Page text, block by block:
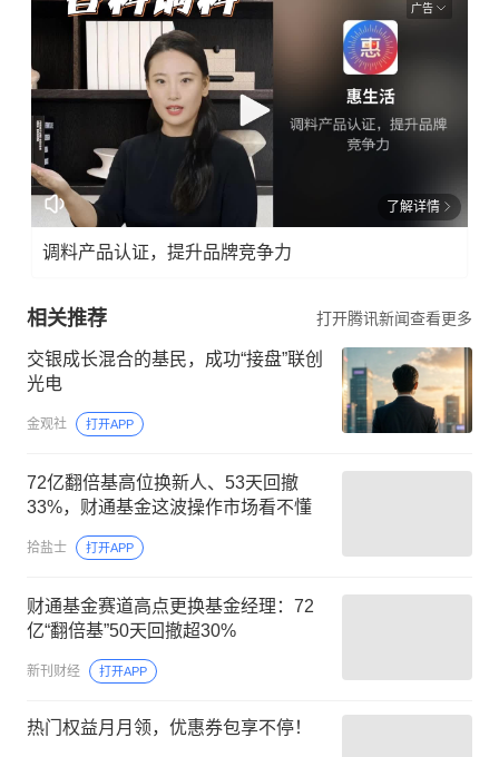
广告
了解详情
调料产品认证，提升品牌竞争力
相关推荐 打开腾讯新闻查看更多
交银成长混合的基民，成功“接盘”联创
光电
金观社 打开APP
72亿翻倍基高位换新人、53天回撤
33%，财通基金这波操作市场看不懂
拾盐士 打开APP
财通基金赛道高点更换基金经理：72
亿“翻倍基”50天回撤超30%
新刊财经 打开APP
热门权益月月领，优惠券包享不停！